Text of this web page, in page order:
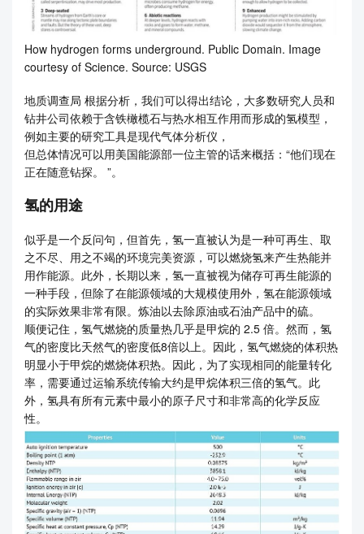
How hydrogen forms underground. Public Domain. Image
courtesy of Science. Source: USGS
地质调查局 根据分析，我们可以得出结论，大多数研究人员和
钻井公司依赖于含铁橄榄石与热水相互作用而形成的氢模型，
例如主要的研究工具是现代气体分析仪，
但总体情况可以用美国能源部一位主管的话来概括：“他们现在
正在随意钻探。 ”。
氢的用途
似乎是一个反问句，但首先，氢一直被认为是一种可再生、取
之不尽、用之不竭的环境完美资源，可以燃烧氢来产生热能并
用作能源。此外，长期以来，氢一直被视为储存可再生能源的
一种手段，但除了在能源领域的大规模使用外，氢在能源领域
的实际效果非常有限。炼油以去除原油或石油产品中的硫。
顺便记住，氢气燃烧的质量热几乎是甲烷的 2.5 倍。然而，氢
气的密度比天然气的密度低8倍以上。因此，氢气燃烧的体积热
明显小于甲烷的燃烧体积热。因此，为了实现相同的能量转化
率，需要通过运输系统传输大约是甲烷体积三倍的氢气。此
外，氢具有所有元素中最小的原子尺寸和非常高的化学反应
性。